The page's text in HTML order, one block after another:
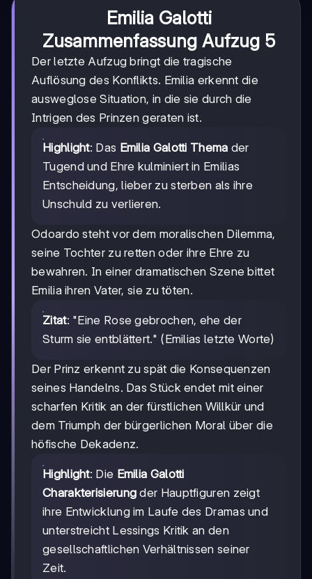
Emilia Galotti
Zusammenfassung Aufzug 5
Der letzte Aufzug bringt die tragische
Auflösung des Konflikts. Emilia erkennt die
ausweglose Situation, in die sie durch die
Intrigen des Prinzen geraten ist.
Highlight: Das Emilia Galotti Thema der
Tugend und Ehre kulminiert in Emilias
Entscheidung, lieber zu sterben als ihre
Unschuld zu verlieren.
Odoardo steht vor dem moralischen Dilemma,
seine Tochter zu retten oder ihre Ehre zu
bewahren. In einer dramatischen Szene bittet
Emilia ihren Vater, sie zu töten.
Zitat: "Eine Rose gebrochen, ehe der
Sturm sie entblättert." (Emilias letzte Worte)
Der Prinz erkennt zu spät die Konsequenzen
seines Handelns. Das Stück endet mit einer
scharfen Kritik an der fürstlichen Willkür und
dem Triumph der bürgerlichen Moral über die
höfische Dekadenz.
Highlight: Die Emilia Galotti
Charakterisierung der Hauptfiguren zeigt
ihre Entwicklung im Laufe des Dramas und
unterstreicht Lessings Kritik an den
gesellschaftlichen Verhältnissen seiner
Zeit.